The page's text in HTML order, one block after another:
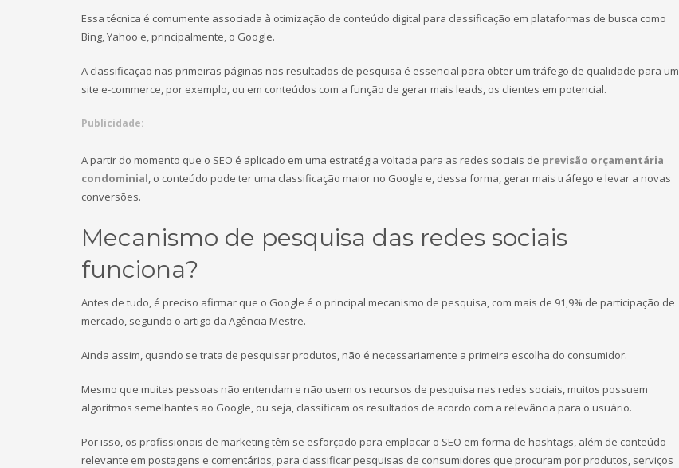
Essa técnica é comumente associada à otimização de conteúdo digital para classificação em plataformas de busca como
Bing, Yahoo e, principalmente, o Google.
A classificação nas primeiras páginas nos resultados de pesquisa é essencial para obter um tráfego de qualidade para um
site e-commerce, por exemplo, ou em conteúdos com a função de gerar mais leads, os clientes em potencial.
Publicidade:
A partir do momento que o SEO é aplicado em uma estratégia voltada para as redes sociais de previsão orçamentária
condominial, o conteúdo pode ter uma classificação maior no Google e, dessa forma, gerar mais tráfego e levar a novas
conversões.
Mecanismo de pesquisa das redes sociais
funciona?
Antes de tudo, é preciso afirmar que o Google é o principal mecanismo de pesquisa, com mais de 91,9% de participação de
mercado, segundo o artigo da Agência Mestre.
Ainda assim, quando se trata de pesquisar produtos, não é necessariamente a primeira escolha do consumidor.
Mesmo que muitas pessoas não entendam e não usem os recursos de pesquisa nas redes sociais, muitos possuem
algoritmos semelhantes ao Google, ou seja, classificam os resultados de acordo com a relevância para o usuário.
Por isso, os profissionais de marketing têm se esforçado para emplacar o SEO em forma de hashtags, além de conteúdo
relevante em postagens e comentários, para classificar pesquisas de consumidores que procuram por produtos, serviços